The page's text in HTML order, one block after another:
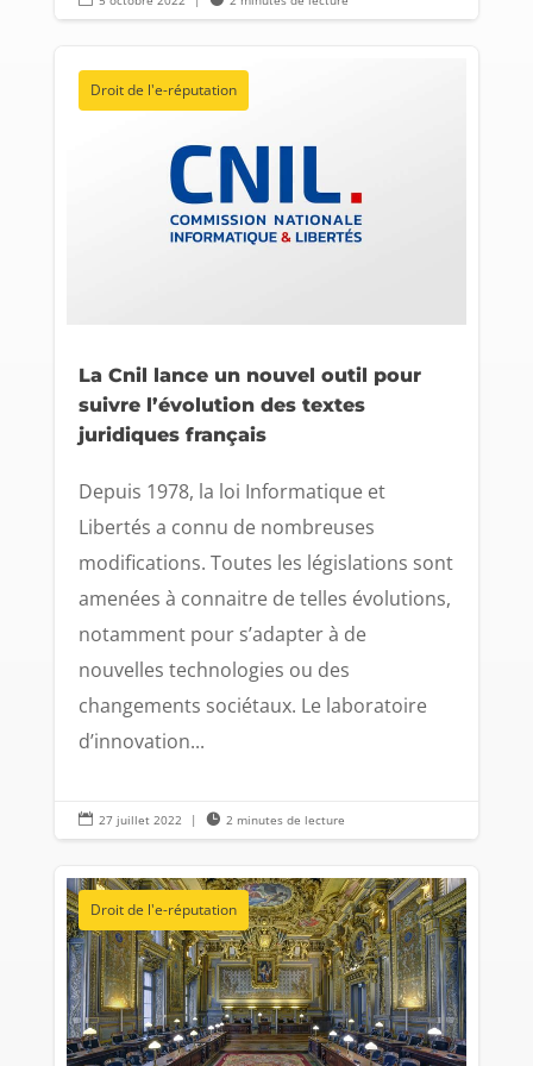
Droit de l'e-réputation
La Cnil lance un nouvel outil pour
suivre l’évolution des textes
juridiques français
Depuis 1978, la loi Informatique et
Libertés a connu de nombreuses
modifications. Toutes les législations sont
amenées à connaitre de telles évolutions,
notamment pour s’adapter à de
nouvelles technologies ou des
changements sociétaux. Le laboratoire
d’innovation...
 27 juillet 2022 |  2 minutes de lecture
Droit de l'e-réputation